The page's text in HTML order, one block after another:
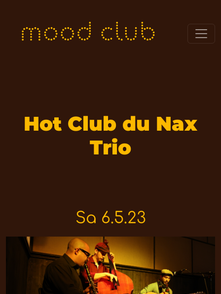
Hot Club du Nax
Trio
Sa 6.5.23